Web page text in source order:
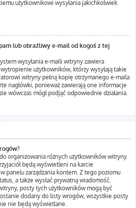
użytkownikowi wysyłania jakichkolwiek
lub obraźliwy e-mail od kogoś z tej
wysyłania e-maili witryny zawiera
użytkowników, którzy wysyłają takie
witryny pełną kopię otrzymanego e-maila
nagłówki, ponieważ zawierają one informacje
wówczas mógł podjąć odpowiednie działania.
organizowania różnych użytkowników witryny.
będą wyświetleni na karcie
panelu zarządzania kontem. Z tego poziomu
a także wysłać prywatną wiadomość.
posty tych użytkowników mogą być
dodany do listy wrogów, wszystkie posty
nie będą wyświetlane.